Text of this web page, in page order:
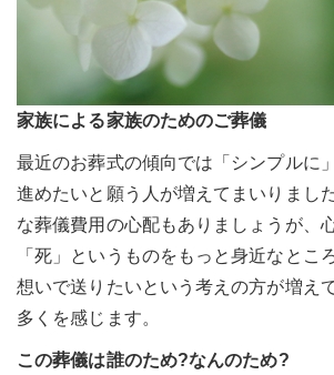
家族による家族のためのご葬儀
最近のお葬式の傾向では「シンプルに
進めたいと願う人が増えてまいりまし
な葬儀費用の心配もありましょうが、
「死」というものをもっと身近なとこ
想いで送りたいという考えの方が増え
多くを感じます。
この葬儀は誰のため?なんのため?